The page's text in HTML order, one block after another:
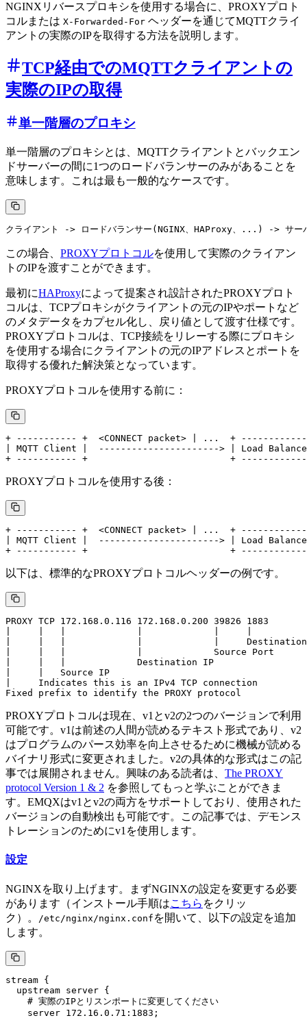
NGINXリバースプロキシを使用する場合に、PROXYプロト
コルまたは X-Forwarded-For ヘッダーを通じてMQTTクライ
アントの実際のIPを取得する方法を説明します。
TCP経由でのMQTTクライアントの
実際のIPの取得
単一階層のプロキシ
単一階層のプロキシとは、MQTTクライアントとバックエン
ドサーバーの間に1つのロードバランサーのみがあることを
意味します。これは最も一般的なケースです。
この場合、 PROXYプロトコルを使用して実際のクライアン
トのIPを渡すことができます。
最初にHAProxyによって提案され設計されたPROXYプロト
コルは、TCPプロキシがクライアントの元のIPやポートなど
のメタデータをカプセル化し、戻り値として渡す仕様です。
PROXYプロトコルは、TCP接続をリレーする際にプロキシ
を使用する場合にクライアントの元のIPアドレスとポートを
取得する優れた解決策となっています。
PROXYプロトコルを使用する前に：
+ ----------- +  <CONNECT packet> | ...  + ------------
| MQTT Client |  ----------------------> | Load
PROXYプロトコルを使用する後：
+ ----------- +  <CONNECT packet> | ...  + ------------ +
| MQTT Client |  ----------------------> | Load
以下は、標準的なPROXYプロトコルヘッダーの例です。
PROXY TCP 172.168.0.116 172.168.0.200 39826 1883
|     |   |             |             |     Destination
|     |   |             |             Source Port
|     |   |             Destination IP
|     |   Source IP
|     Indicates this is an IPv4 TCP connection
PROXYプロトコルは現在、v1とv2の2つのバージョンで利用
可能です。v1は前述の人間が読めるテキスト形式であり、v2
はプログラムのパース効率を向上させるために機械が読める
バイナリ形式に変更されました。v2の具体的な形式はこの記
事では展開されません。興味のある読者は、 The PROXY
protocol Version 1 & 2 を参照してもっと学ぶことができま
す。EMQXはv1とv2の両方をサポートしており、使用された
バージョンの自動検出も可能です。この記事では、デモンス
トレーションのためにv1を使用します。
設定
NGINXを取り上げます。まずNGINXの設定を変更する必要
があります（インストール手順はこちら をクリッ
ク）。
/etc/nginx/nginx.conf を開いて、以下の設定を追加
します。
stream {
  upstream server {
    # 実際のIPとリスンポートに変更してください
    server 172.16.0.71:1883;